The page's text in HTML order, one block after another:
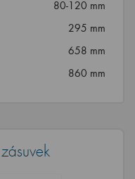
80-120 mm
295 mm
658 mm
860 mm